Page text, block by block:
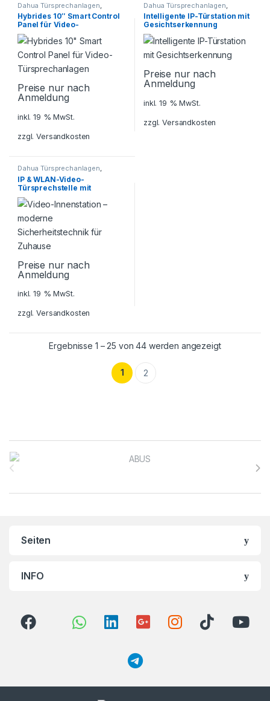
Dahua Türsprechanlagen
Sicherheitstechnik
Türsprechanlagen
Hybrides 10″ Smart Control
Panel für Video-
Türsprechanlagen
Preise nur nach
Anmeldung
inkl. 19 % MwSt.
zzgl.Versandkosten
Dahua Türsprechanlagen
Sicherheitstechnik,
Türsprechanlagen
Intelligente IP-Türstation mit
Gesichtserkennung
Preise nur nach
Anmeldung
inkl. 19 % MwSt.
zzgl.Versandkosten
Dahua Türsprechanlagen
Sicherheitstechnik
Türsprechanlagen,
Zutrittskontrollsystem
IP & WLAN-Video-
Türsprechstelle mit
Kartenleser, 2 MP, IR, IP65,
schwarz
Preise nur nach
Anmeldung
inkl. 19 % MwSt.
zzgl.Versandkosten
Ergebnisse 1 – 25 von 44 werden angezeigt
1 2
Brands Carousel
Seiten
INFO